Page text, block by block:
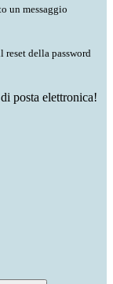
un messaggio
reset della password
posta elettronica!